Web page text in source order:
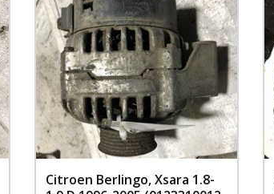
Citroen Berlingo, Xsara 1.8-